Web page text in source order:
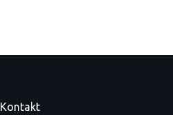
Kontakt